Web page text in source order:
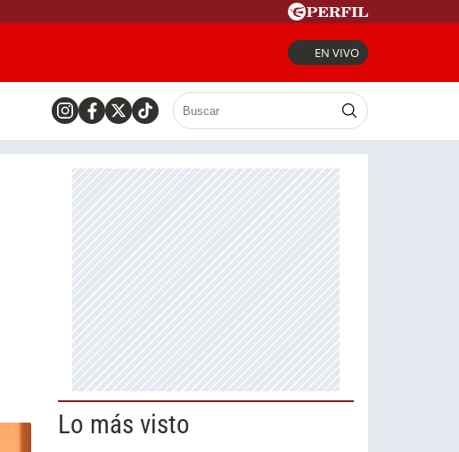
EN VIVO
Lo más visto